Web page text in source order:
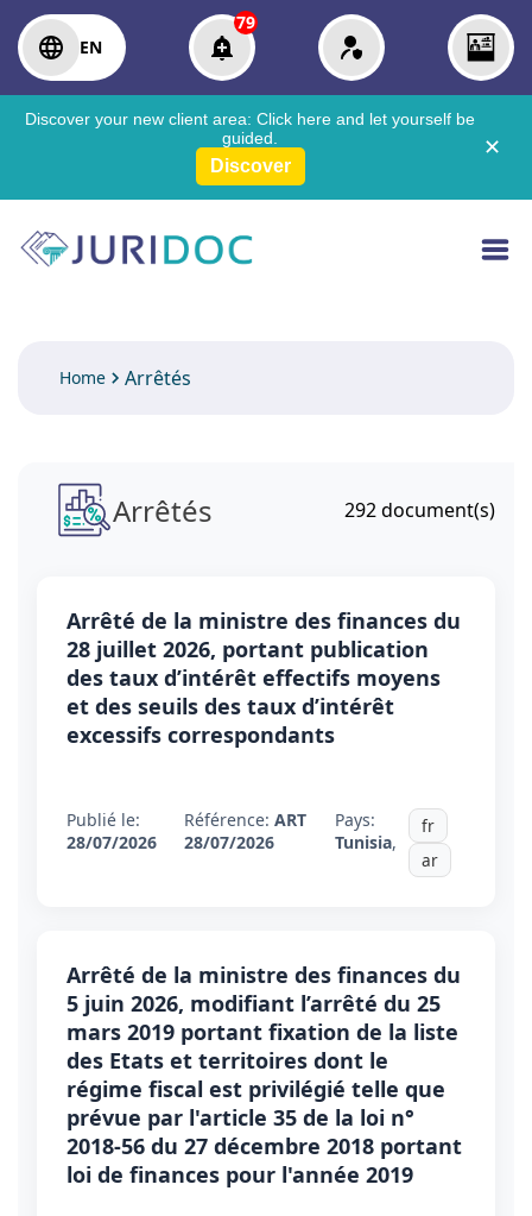
EN
79
Discover your new client area: Click here and let yourself be
guided.
Discover
✕
Home Arrêtés
Arrêtés 292document(s)
Arrêté de la ministre des finances du
28 juillet 2026, portant publication
des taux d’intérêt effectifs moyens
et des seuils des taux d’intérêt
excessifs correspondants
Publié le:
28/07/2026
Référence: ART
28/07/2026
Pays:
Tunisia,
fr
ar
Arrêté de la ministre des finances du
5 juin 2026, modifiant l’arrêté du 25
mars 2019 portant fixation de la liste
des Etats et territoires dont le
régime fiscal est privilégié telle que
prévue par l'article 35 de la loi n°
2018-56 du 27 décembre 2018 portant
loi de finances pour l'année 2019